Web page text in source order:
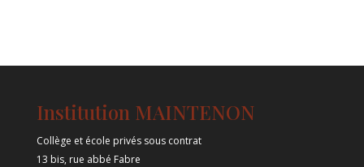
Institution MAINTENON
Collège et école privés sous contrat
13 bis, rue abbé Fabre